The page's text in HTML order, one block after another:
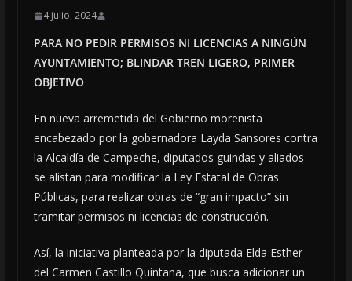
4 julio, 2024
PARA NO PEDIR PERMISOS NI LICENCIAS A NINGÚN
AYUNTAMIENTO; BLINDAR TREN LIGERO, PRIMER
OBJETIVO
En nueva arremetida del Gobierno morenista
encabezado por la gobernadora Layda Sansores contra
la Alcaldía de Campeche, diputados guindas y aliados
se alistan para modificar la Ley Estatal de Obras
Públicas, para realizar obras de “gran impacto” sin
tramitar permisos ni licencias de construcción.
Así, la iniciativa planteada por la diputada Elda Esther
del Carmen Castillo Quintana, que busca adicionar un